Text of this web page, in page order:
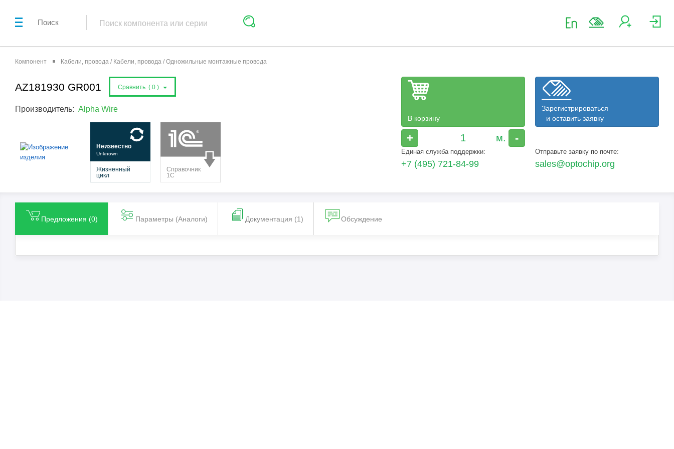
Поиск
Компонент Кабели, провода / Кабели, провода / Одножильные монтажные провода
AZ181930 GR001 Сравнить ( 0 )
Производитель: Alpha Wire
В корзину
+ -
Зарегистрироваться
и оставить заявку
Единая служба поддержки:
+7 (495) 721-84-99
Отправьте заявку по почте:
sales@optochip.org
Предложения (0) Параметры (Aналоги) Документация (1) Обсуждение